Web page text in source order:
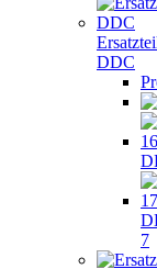
DDC
7